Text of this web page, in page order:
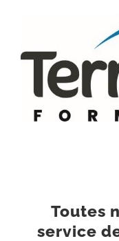
Toutes
service